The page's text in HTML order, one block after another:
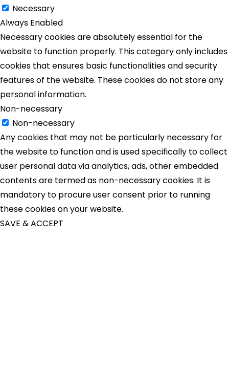
Necessary
Always Enabled
Necessary cookies are absolutely essential for the
website to function properly. This category only includes
cookies that ensures basic functionalities and security
features of the website. These cookies do not store any
personal information.
Non-necessary
Non-necessary
Any cookies that may not be particularly necessary for
the website to function and is used specifically to collect
user personal data via analytics, ads, other embedded
contents are termed as non-necessary cookies. It is
mandatory to procure user consent prior to running
these cookies on your website.
SAVE & ACCEPT